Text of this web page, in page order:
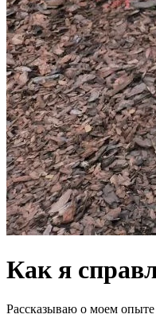
Как я
Рассказываю о моем